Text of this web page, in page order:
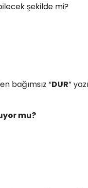
şekilde mi?
bağımsız “DUR”
mu?